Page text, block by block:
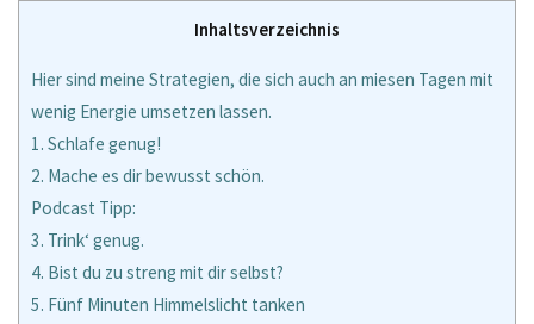
Inhaltsverzeichnis
Hier sind meine Strategien, die sich auch an miesen Tagen mit
wenig Energie umsetzen lassen.
1. Schlafe genug!
2. Mache es dir bewusst schön.
Podcast Tipp:
3. Trink‘ genug.
4. Bist du zu streng mit dir selbst?
5. Fünf Minuten Himmelslicht tanken